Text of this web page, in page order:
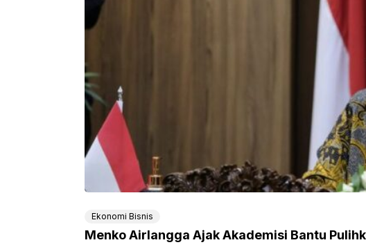
Ekonomi Bisnis
Menko Airlangga Ajak Akademisi Bantu